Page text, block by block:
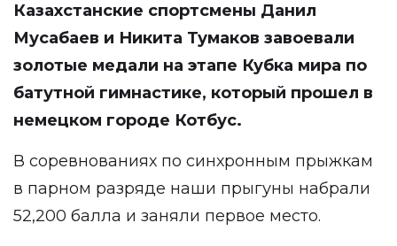
Казахстанские спортсмены Данил
Мусабаев и Никита Тумаков завоевали
золотые медали на этапе Кубка мира по
батутной гимнастике, который прошел в
немецком городе Котбус.
В соревнованиях по синхронным прыжкам
в парном разряде наши прыгуны набрали
52,200 балла и заняли первое место.